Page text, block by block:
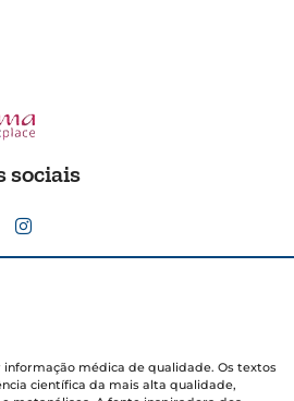
sociais
médica de qualidade. Os textos
científica da mais alta qualidade,